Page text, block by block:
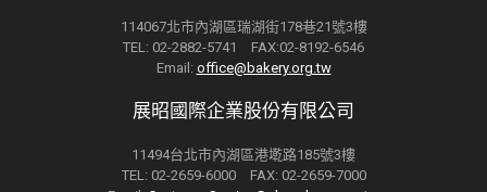
114067北市內湖區瑞湖街178巷21號3樓
TEL: 02-2882-5741 FAX:02-8192-6546
Email: office@bakery.org.tw
展昭國際企業股份有限公司
11494台北市內湖區港墘路185號3樓
TEL: 02-2659-6000 FAX: 02-2659-7000